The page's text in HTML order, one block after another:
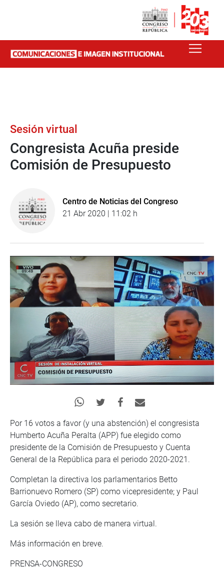
Sesión virtual
Congresista Acuña preside
Comisión de Presupuesto
Centro de Noticias del Congreso
21 Abr 2020 | 11:02 h
Por 16 votos a favor (y una abstención) el congresista
Humberto Acuña Peralta (APP) fue elegido como
presidente de la Comisión de Presupuesto y Cuenta
General de la República para el periodo 2020-2021.
Completan la directiva los parlamentarios Betto
Barrionuevo Romero (SP) como vicepresidente; y Paul
García Oviedo (AP), como secretario.
La sesión se lleva cabo de manera virtual.
Más información en breve.
PRENSA-CONGRESO